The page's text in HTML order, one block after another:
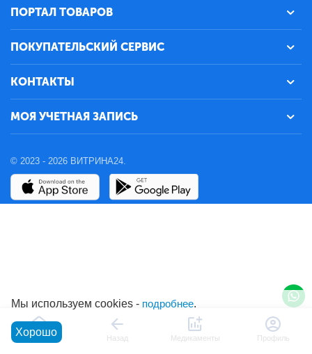
ПОРТАЛ ТОВАРОВ
ПОКУПАТЕЛЬСКИЙ СЕРВИС
КОНТАКТЫ
МОЯ УЧЕТНАЯ ЗАПИСЬ
© 2023 - 2026 ВИТРИНА24.
Главная Назад Медикаменты Профиль
Мы используем cookies - подробнее.
Хорошо